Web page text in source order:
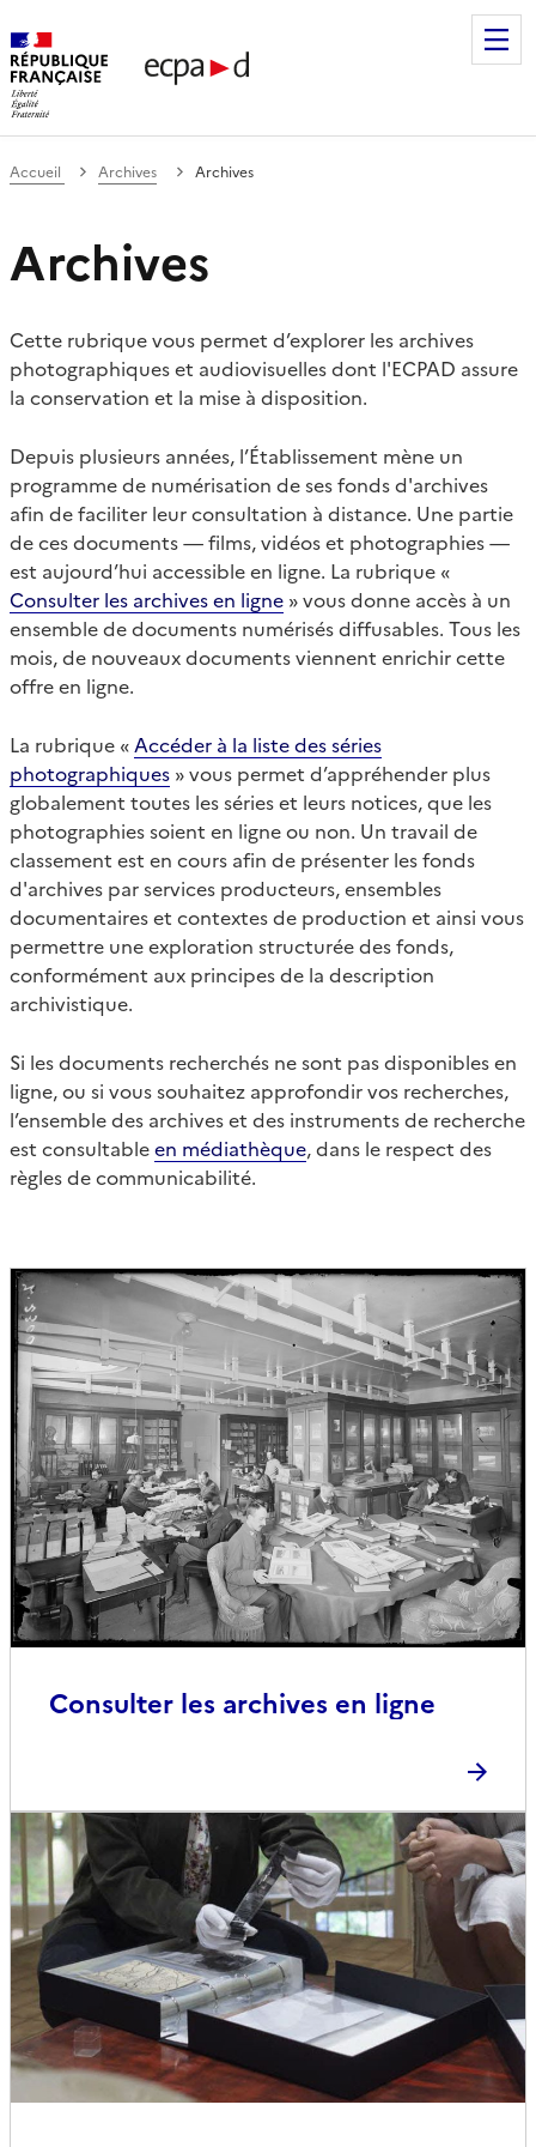
de communication et de production
Accueil Archives Archives
Archives
Cette rubrique vous permet d’explorer les archives
photographiques et audiovisuelles dont l'ECPAD assure
la conservation et la mise à disposition.
Depuis plusieurs années, l’Établissement mène un
programme de numérisation de ses fonds d'archives
afin de faciliter leur consultation à distance. Une partie
de ces documents — films, vidéos et photographies —
est aujourd’hui accessible en ligne. La rubrique «
Consulter les archives en ligne » vous donne accès à un
ensemble de documents numérisés diffusables. Tous les
mois, de nouveaux documents viennent enrichir cette
offre en ligne.
La rubrique « Accéder à la liste des séries
photographiques » vous permet d’appréhender plus
globalement toutes les séries et leurs notices, que les
photographies soient en ligne ou non. Un travail de
classement est en cours afin de présenter les fonds
d'archives par services producteurs, ensembles
documentaires et contextes de production et ainsi vous
permettre une exploration structurée des fonds,
conformément aux principes de la description
archivistique.
Si les documents recherchés ne sont pas disponibles en
ligne, ou si vous souhaitez approfondir vos recherches,
l’ensemble des archives et des instruments de recherche
est consultableen médiathèque, dans le respect des
règles de communicabilité.
Consulter les archives en ligne